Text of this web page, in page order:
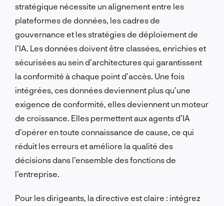
stratégique nécessite un alignement entre les
plateformes de données, les cadres de
gouvernance et les stratégies de déploiement de
l’IA. Les données doivent être classées, enrichies et
sécurisées au sein d’architectures qui garantissent
la conformité à chaque point d’accès. Une fois
intégrées, ces données deviennent plus qu’une
exigence de conformité, elles deviennent un moteur
de croissance. Elles permettent aux agents d’IA
d’opérer en toute connaissance de cause, ce qui
réduit les erreurs et améliore la qualité des
décisions dans l’ensemble des fonctions de
l’entreprise.
Pour les dirigeants, la directive est claire : intégrez